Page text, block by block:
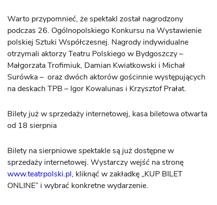
Warto przypomnieć, że spektakl został nagrodzony
podczas 26. Ogólnopolskiego Konkursu na Wystawienie
polskiej Sztuki Współczesnej. Nagrody indywidualne
otrzymali aktorzy Teatru Polskiego w Bydgoszczy –
Małgorzata Trofimiuk, Damian Kwiatkowski i Michał
Surówka – oraz dwóch aktorów gościnnie występujących
na deskach TPB – Igor Kowalunas i Krzysztof Prałat.
Bilety już w sprzedaży internetowej, kasa biletowa otwarta
od 18 sierpnia
Bilety na sierpniowe spektakle są już dostępne w
sprzedaży internetowej. Wystarczy wejść na stronę
www.teatrpolski.pl, kliknąć w zakładkę „KUP BILET
ONLINE” i wybrać konkretne wydarzenie.